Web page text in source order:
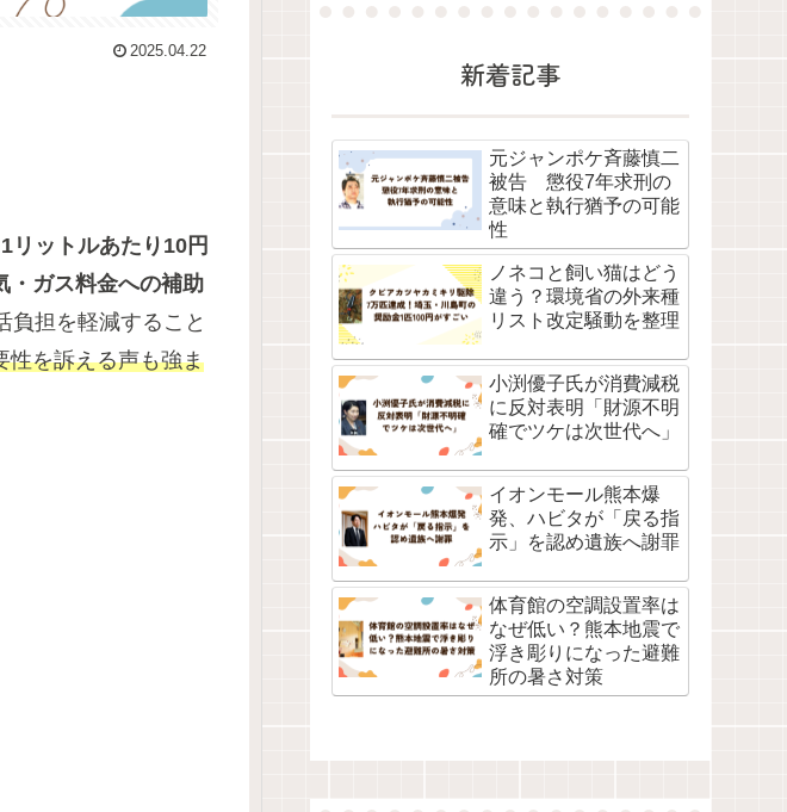
2025.04.22
1リットルあたり10円
・ガス料金への補助
負担を軽減すること
性を訴える声も強ま
新着記事
元ジャンポケ斉藤慎二
被告 懲役7年求刑の
意味と執行猶予の可能
性
ノネコと飼い猫はどう
違う？環境省の外来種
リスト改定騒動を整理
小渕優子氏が消費減税
に反対表明「財源不明
確でツケは次世代へ」
イオンモール熊本爆
発、ハビタが「戻る指
示」を認め遺族へ謝罪
体育館の空調設置率は
なぜ低い？熊本地震で
浮き彫りになった避難
所の暑さ対策